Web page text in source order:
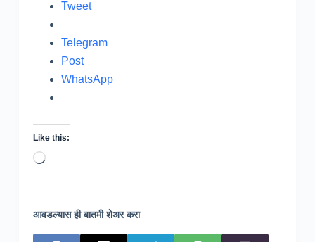
Tweet
Telegram
Post
WhatsApp
Like this:
Loading…
आवडल्यास ही बातमी शेअर करा